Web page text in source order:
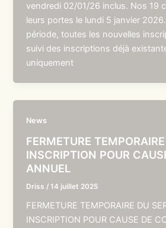
vendredi 02/01/26 inclus. Nos 19
leurs portes le lundi 5 janvier
période, toutes les nouvelles
suivi des inscriptions déjà
uniquement
News
FERMETURE
INSCRIPTION POUR
ANNUEL
Driss /14 juillet 2025
FERMETURE TEMPORAIRE DU
INSCRIPTION POUR CAUSE DE